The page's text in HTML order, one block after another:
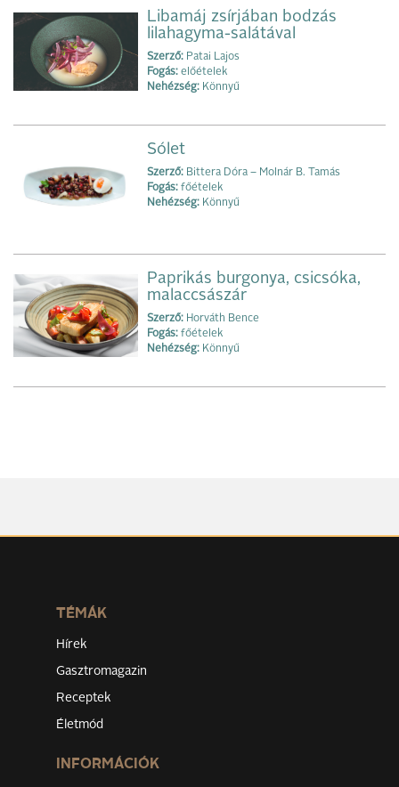
Libamáj zsírjában bodzás
lilahagyma-salátával
Szerző: Patai Lajos
Fogás: előételek
Nehézség: Könnyű
Sólet
Szerző: Bittera Dóra – Molnár B. Tamás
Fogás: főételek
Nehézség: Könnyű
Paprikás burgonya, csicsóka,
malaccsászár
Szerző: Horváth Bence
Fogás: főételek
Nehézség: Könnyű
TÉMÁK
Hírek
Gasztromagazin
Receptek
Életmód
INFORMÁCIÓK